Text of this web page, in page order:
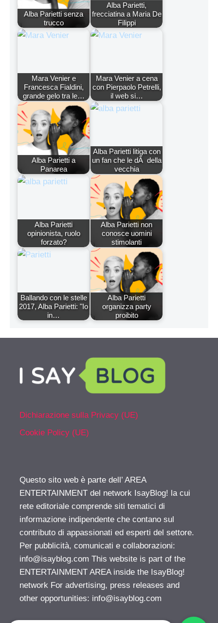
Alba Parietti senza
trucco
Alba Parietti,
frecciatina a Maria De
Filippi
Mara Venier e
Francesca Fialdini,
grande gelo tra le…
Mara Venier a cena
con Pierpaolo Petrelli,
il web si…
Alba Parietti a
Panarea
Alba Parietti litiga con
un fan che le dÃ della
vecchia
Alba Parietti
opinionista, ruolo
forzato?
Alba Parietti non
conosce uomini
stimolanti
Ballando con le stelle
2017, Alba Parietti: "Io
in…
Alba Parietti
organizza party
proibito
Dichiarazione sulla Privacy (UE)
Cookie Policy (UE)
Questo sito web è parte dell’ AREA
ENTERTAINMENT del network IsayBlog! la cui
rete editoriale comprende siti tematici di
informazione indipendente che contano sul
contributo di appassionati ed esperti del settore.
Per pubblicità, comunicati e collaborazioni:
info@isayblog.com This website is part of the
ENTERTAINMENT AREA inside the IsayBlog!
network For advertising, press releases and
other opportunities: info@isayblog.com